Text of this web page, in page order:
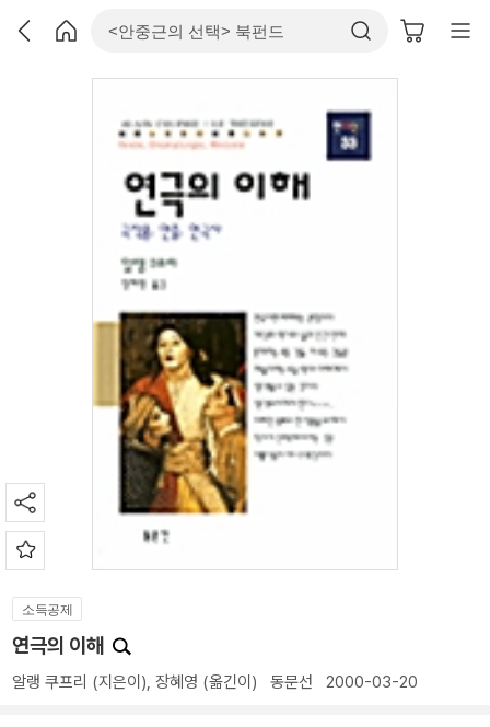
소득공제
연극의 이해
알랭 쿠프리 (지은이), 장혜영 (옮긴이) 동문선 2000-03-20